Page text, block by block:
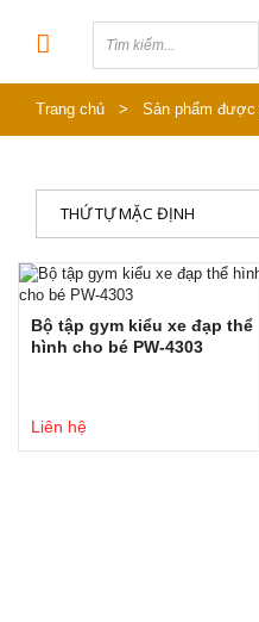
Trang chủ > Sản phẩm được
THỨ TỰ MẶC ĐỊNH
Bộ tập gym kiểu xe đạp thể
hình cho bé PW-4303
Liên hệ